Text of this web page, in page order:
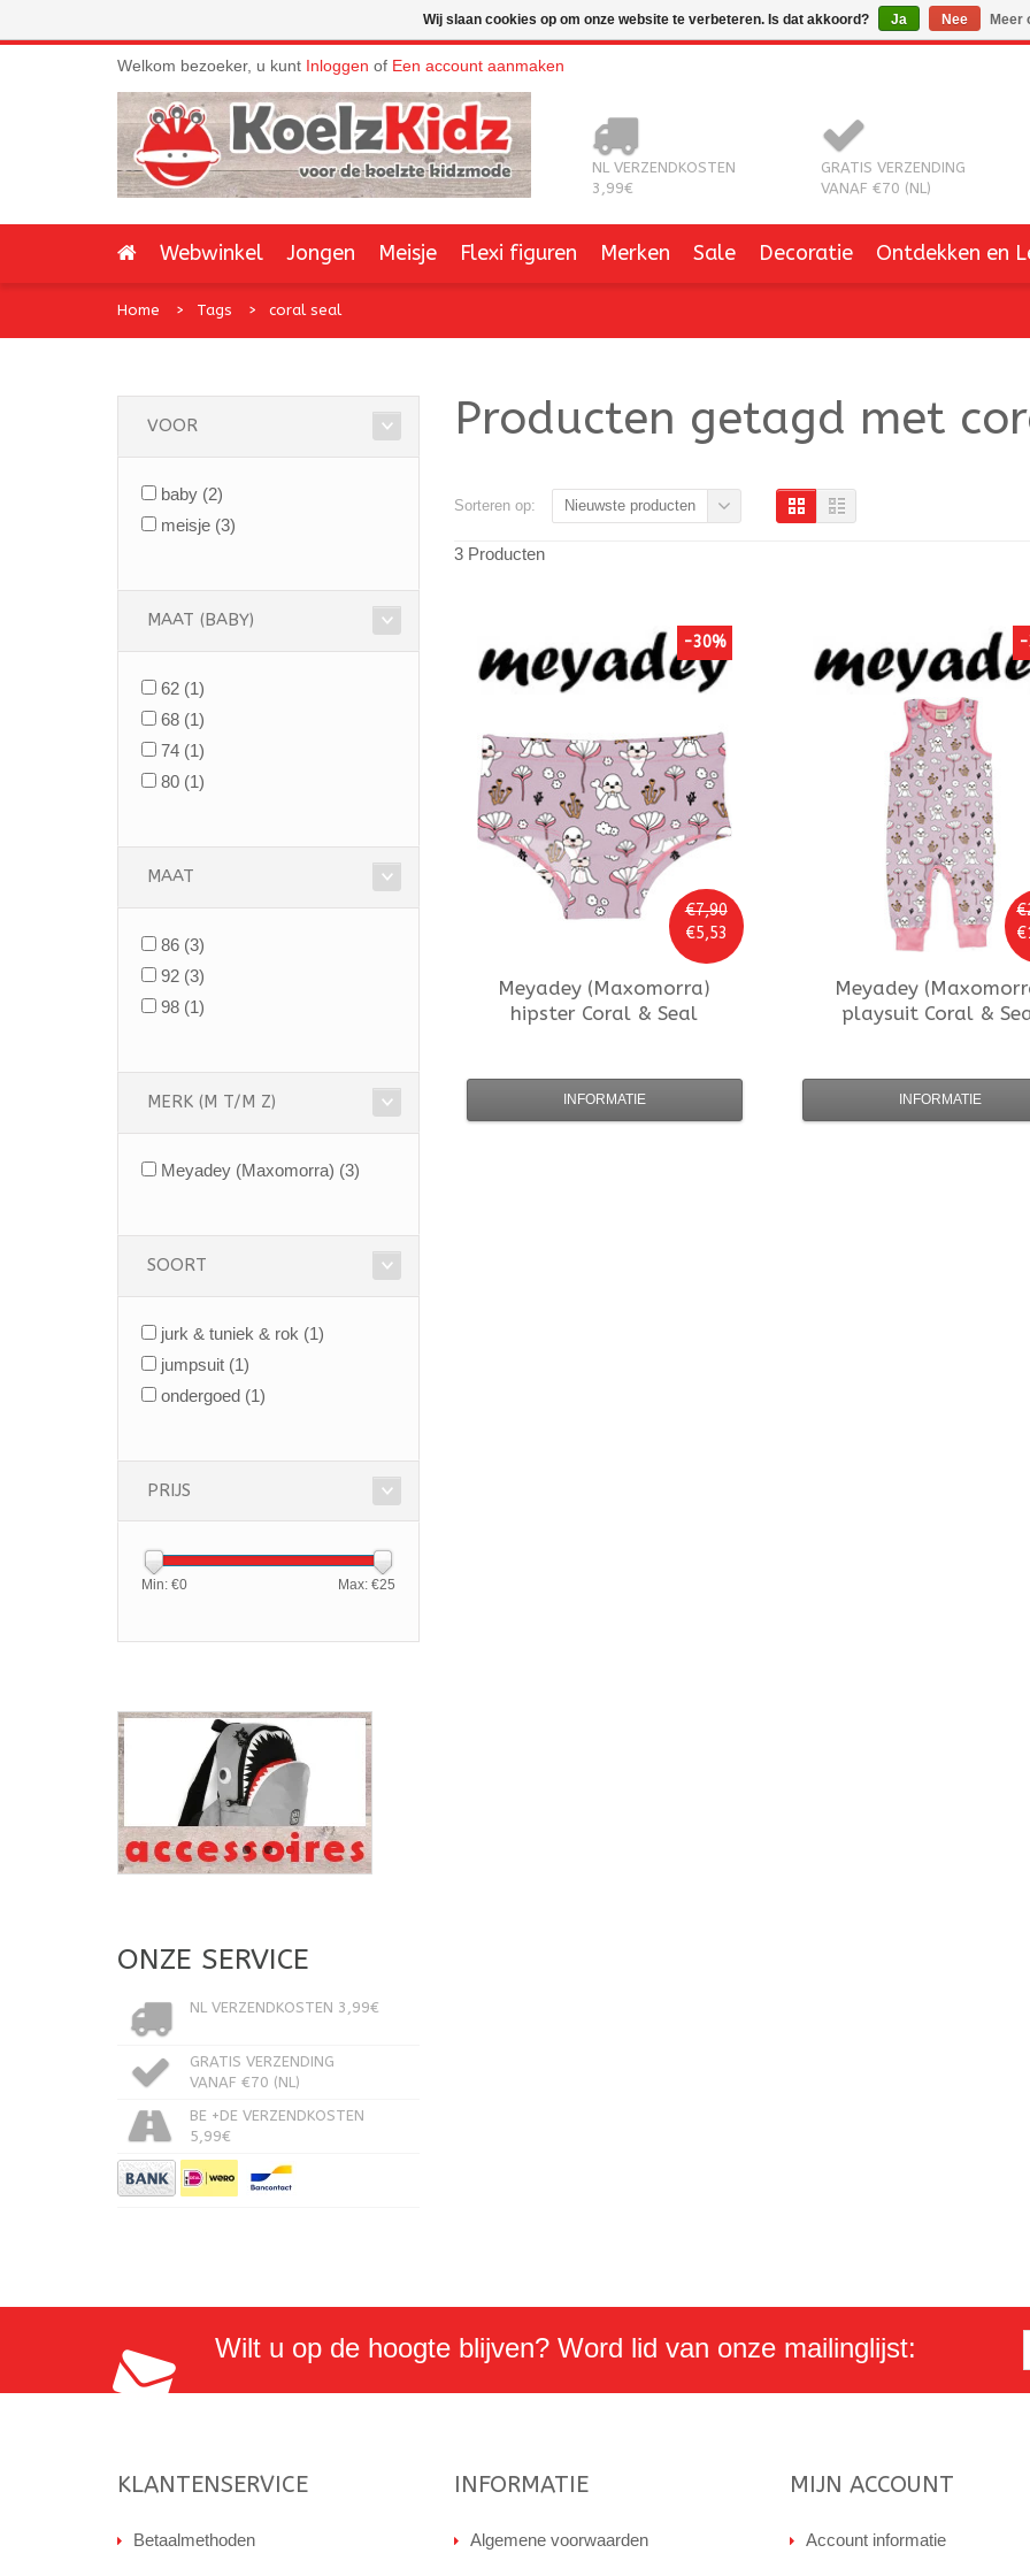
Welkom bezoeker, u kunt Inloggen of Een account aanmaken
NL VERZENDKOSTEN
3,99€
GRATIS VERZENDING
VANAF €70 (NL)
Webwinkel Jongen Meisje Flexi figuren Merken Sale Decoratie Ontdekken en
Home Tags coral seal
VOOR
baby (2)
meisje (3)
MAAT (BABY)
62 (1)
68 (1)
74 (1)
80 (1)
MAAT
86 (3)
92 (3)
98 (1)
MERK (M T/M Z)
Meyadey (Maxomorra) (3)
SOORT
jurk & tuniek & rok (1)
jumpsuit (1)
ondergoed (1)
PRIJS
Min: €0 Max: €25
ONZE SERVICE
NL VERZENDKOSTEN 3,99€
GRATIS VERZENDING
VANAF €70 (NL)
BE +DE VERZENDKOSTEN
5,99€
Producten getagd met
Sorteren op: Nieuwste producten
3 Producten
€7,90
€5,53
-30%
Meyadey (Maxomorra)
hipster Coral & Seal
INFORMATIE
-
Meyadey
playsuit Coral &
INFORMATIE
Wilt u op de hoogte blijven? Word lid van onze mailinglijst:
KLANTENSERVICE
Betaalmethoden
INFORMATIE
Algemene voorwaarden
MIJN ACCOUNT
Account informatie
Wij slaan cookies op om onze website te verbeteren. Is dat akkoord? Ja Nee Meer